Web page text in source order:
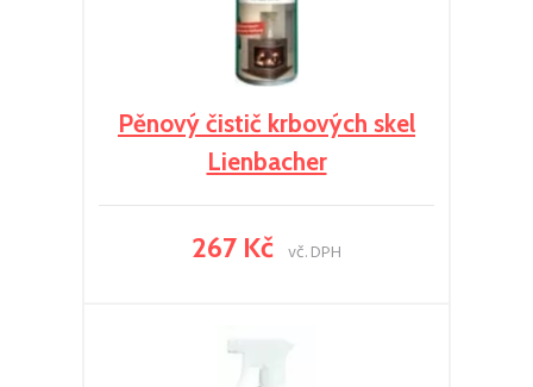
Pěnový čistič krbových skel
Lienbacher
267 Kč vč. DPH